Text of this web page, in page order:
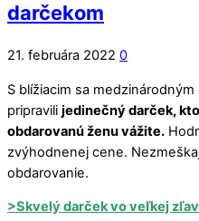
darčekom
21. februára 2022 0
S blížiacim sa
pripravili jedinečný darček,
obdarovanú ženu vážite.
zvýhodnenej cene.
obdarovanie.
>Skvelý darček vo veľkej